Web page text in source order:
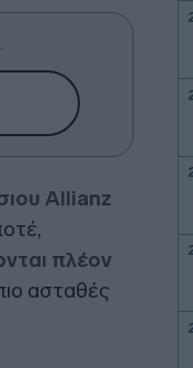
Allianz
πλέον
ασταθές